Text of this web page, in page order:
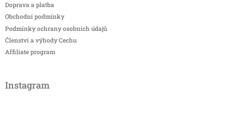
Doprava a platba
Obchodní podmínky
Podmínky ochrany osobních údajů
Členství a výhody Cechu
Affiliate program
Instagram